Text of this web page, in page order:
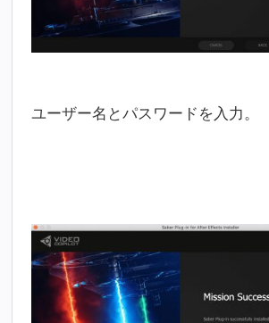
ユーザー名とパスワードを入力。